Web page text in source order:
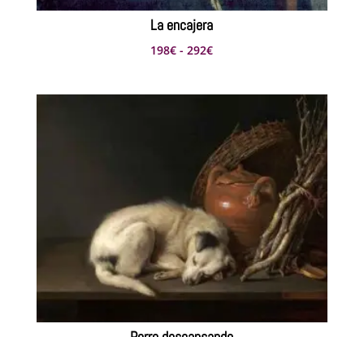
La encajera
198€ - 292€Rango
precios:
198€
hasta
292€